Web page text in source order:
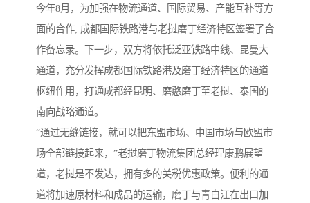
今年8月，为加强在物流通道、国际贸易、产能互补等方
面的合作, 成都国际铁路港与老挝磨丁经济特区签署了合
作备忘录。下一步，双方将依托泛亚铁路中线、昆曼大
通道，充分发挥成都国际铁路港及磨丁经济特区的通道
枢纽作用，打通成都经昆明、磨憨磨丁至老挝、泰国的
南向战略通道。
“通过无缝链接，就可以把东盟市场、中国市场与欧盟市
场全部链接起来，”老挝磨丁物流集团总经理康鹏展望
道，老挝是不发达，拥有多的关税优惠政策。便利的通
道将加速原材料和成品的运输，磨丁与青白江在出口加